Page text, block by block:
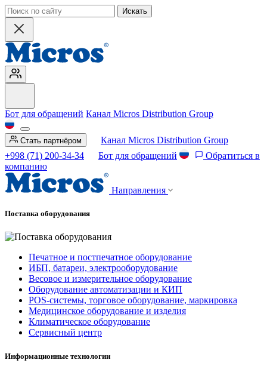
Искать
Бот для обращений Канал Micros Distribution Group
Стать партнёром
Канал Micros Distribution Group
+998 (71) 200-34-34
Бот для обращений
Обратиться в
компанию
Направления
Поставка оборудования
Печатное и постпечатное оборудование
ИБП, батареи, электрооборудование
Весовое и измерительное оборудование
Оборудование автоматизации и КИП
POS-системы, торговое оборудование, маркировка
Медицинское оборудование и изделия
Климатическое оборудование
Сервисный центр
Информационные технологии